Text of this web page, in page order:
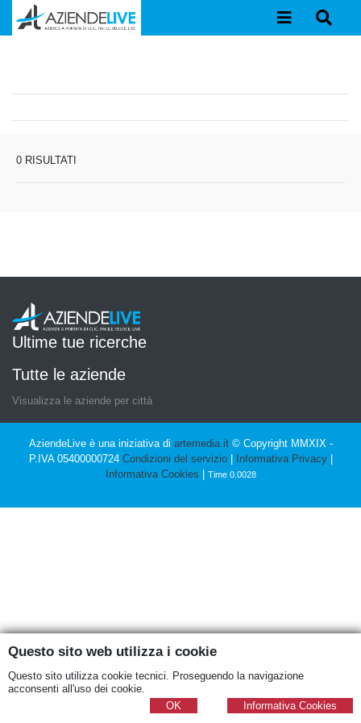
0 RISULTATI
Ultime tue ricerche
Tutte le aziende
Visualizza le aziende per città
AziendeLive è una iniziativa di artemedia.it© Copyright MMXIX -
P.IVA 05400000724 Condizioni del servizio| Informativa Privacy|
Informativa Cookies | Time 0.0028
Questo sito web utilizza i cookie
Questo sito utilizza cookie tecnici. Proseguendo la navigazione
acconsenti all'uso dei cookie.
Informativa Cookies
OK